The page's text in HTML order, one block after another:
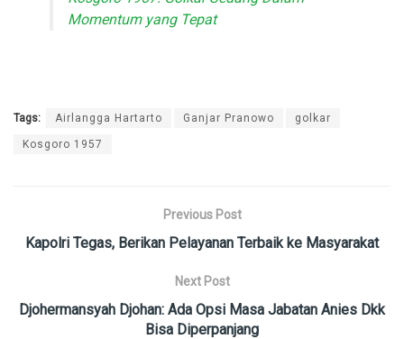
Momentum yang Tepat
Tags: Airlangga Hartarto Ganjar Pranowo golkar
Kosgoro 1957
Previous Post
Kapolri Tegas, Berikan Pelayanan Terbaik ke Masyarakat
Next Post
Djohermansyah Djohan: Ada Opsi Masa Jabatan Anies Dkk
Bisa Diperpanjang